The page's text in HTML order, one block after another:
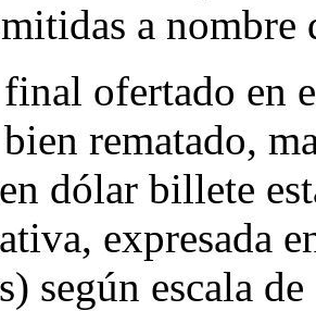
a nombre
ofertado en
rematado,
dólar billete
expresada
según escala